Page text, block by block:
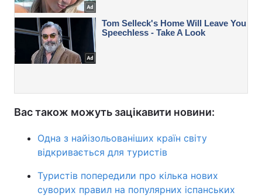
Вас також можуть зацікавити новини:
Одна з найізольованіших країн світу
відкривається для туристів
Туристів попередили про кілька нових
суворих правил на популярних іспанських